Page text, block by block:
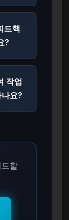
드핵
?
작업
요?
할